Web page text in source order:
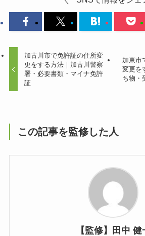
加古川市で免許証の住所変
更をする方法｜加古川警察
署・必要書類・マイナ免許
証
加東市
変更を
ち物・
この記事を監修した人
【監修】田中 健